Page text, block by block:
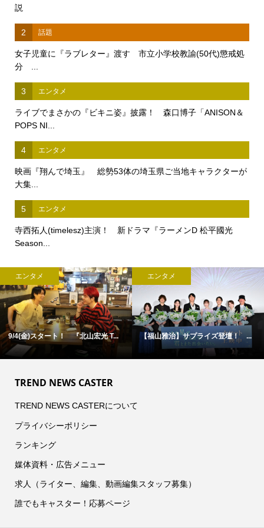
説
2 話題
女子児童に『ラブレター』渡す 市立小学校教諭(50代)懲戒処
分 ...
3 エンタメ
ライブでまさかの『ビキニ姿』披露！ 森口博子「ANISON＆
POPS NI...
4 エンタメ
映画『翔んで埼玉』 総勢53体の埼玉県ご当地キャラクターが
大集...
5 エンタメ
寺西拓人(timelesz)主演！ 新ドラマ『ラーメンD 松平國光
Season...
エンタメ
9/4(金)スタート！ 『北山宏光 T...
エンタメ
【福山雅治】サプライズ登壇！ ...
TREND NEWS CASTER
TREND NEWS CASTERについて
プライバシーポリシー
ランキング
媒体資料・広告メニュー
求人（ライター、編集、動画編集スタッフ募集）
誰でもキャスター！応募ページ